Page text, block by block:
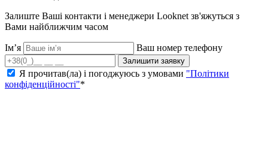
Залиште Ваші контакти і менеджери Looknet зв'яжуться з
Вами найближчим часом
Ім’я Ваш номер телефону
Залишити заявку
Я прочитав(ла) і погоджуюсь з умовами "Політики
конфіденційності"*